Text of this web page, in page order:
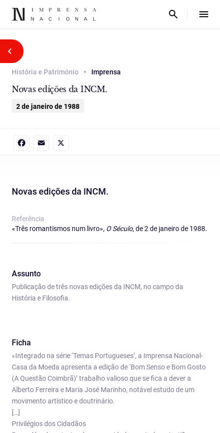
História e Património Imprensa
Novas edições da INCM.
2 de janeiro de 1988
Novas edições da INCM.
Referência
«Três romantismos num livro», O Século, de 2 de janeiro de 1988.
Assunto
Publicação de três novas edições da INCM, no campo da
História e Filosofia.
Ficha
«Integrado na série ‘Temas Portugueses’, a Imprensa Nacional-
Casa da Moeda apresenta a edição de ‘Bom Senso e Bom Gosto
(A Questão Coimbrã)’ trabalho valioso que se fica a dever a
Alberto Ferreira e Maria José Marinho, notável estudo de um
movimento artístico e doutrinário.
[…]
Privilégios dos Cidadãos